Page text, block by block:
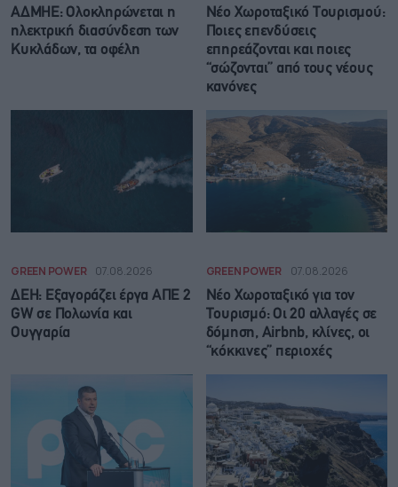
ΑΔΜΗΕ: Ολοκληρώνεται η
ηλεκτρική διασύνδεση των
Κυκλάδων, τα οφέλη
Νέο Χωροταξικό Τουρισμού:
Ποιες επενδύσεις
επηρεάζονται και ποιες
“σώζονται” από τους νέους
κανόνες
GREEN POWER 07.08.2026
ΔΕΗ: Εξαγοράζει έργα ΑΠΕ 2
GW σε Πολωνία και
Ουγγαρία
GREEN POWER 07.08.2026
Νέο Χωροταξικό για τον
Τουρισμό: Οι 20 αλλαγές σε
δόμηση, Airbnb, κλίνες, οι
“κόκκινες” περιοχές